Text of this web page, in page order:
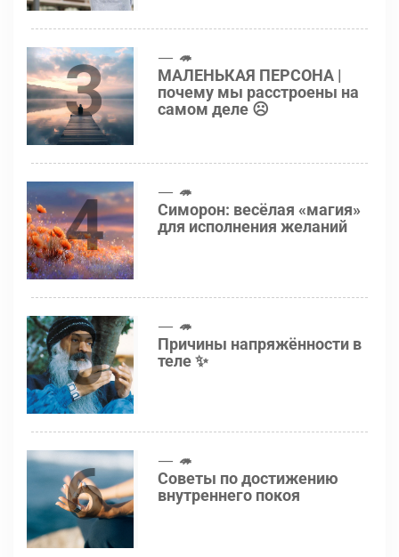
3 🦔
МАЛЕНЬКАЯ ПЕРСОНА |
почему мы расстроены на
самом деле ☹️
4 🦔
Симорон: весёлая «магия»
для исполнения желаний
5 🦔
Причины напряжённости в
теле ✨
6 🦔
Советы по достижению
внутреннего покоя